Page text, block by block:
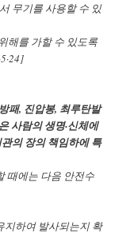
무기를 사용할 수 있
해를 가할 수 있도록
패, 진압봉, 최루탄발
사람의 생명·신체에
의 장의 책임하에 특
때에는 다음 안전수
지하여 발사되는지 확